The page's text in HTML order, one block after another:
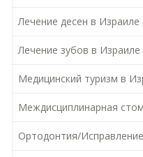
Лечение десен в Израиле
Лечение зубов в Израиле
Медицинский туризм в
Междисциплинарная
Ортодонтия/